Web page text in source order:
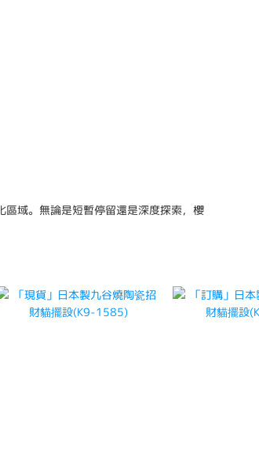
域。無論是短暫停留還是深度探索，櫻